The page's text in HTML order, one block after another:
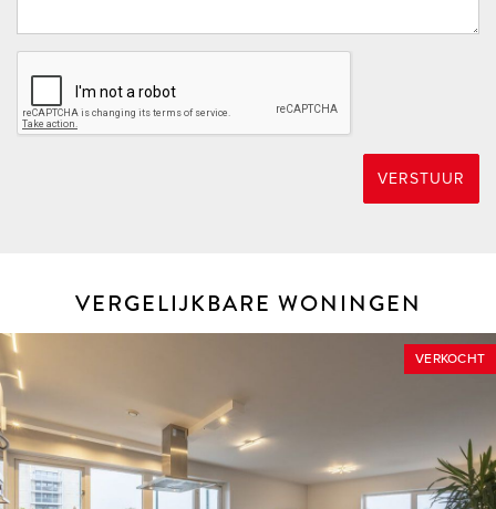
VERSTUUR
VERGELIJKBARE WONINGEN
VERKOCHT